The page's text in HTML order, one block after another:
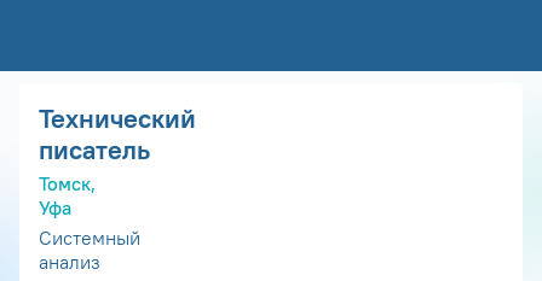
Технический
писатель
Томск,
Уфа
Системный
анализ